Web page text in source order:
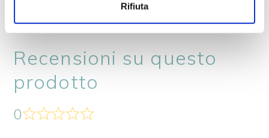
Rifiuta
Recensioni su questo
prodotto
0